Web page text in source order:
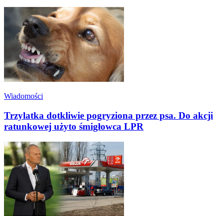
Wiadomości
Trzylatka dotkliwie pogryziona przez psa. Do akcji
ratunkowej użyto śmigłowca LPR